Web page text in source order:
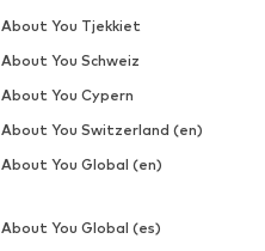
About You Tjekkiet
About You Schweiz
About You Cypern
About You Switzerland (en)
About You Global (en)
About You Global (es)